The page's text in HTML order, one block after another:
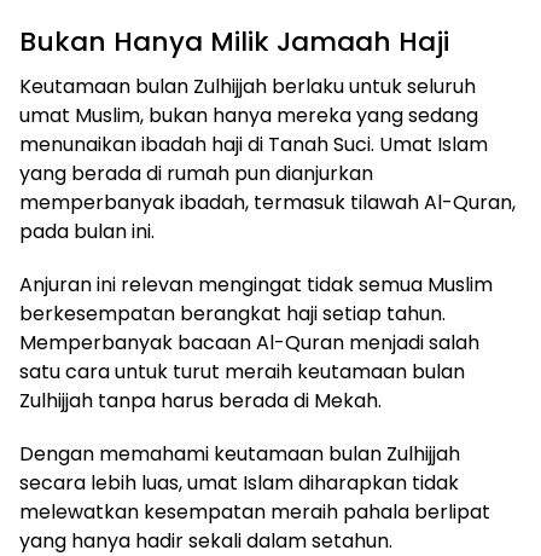
Bukan Hanya Milik Jamaah Haji
Keutamaan bulan Zulhijjah berlaku untuk seluruh
umat Muslim, bukan hanya mereka yang sedang
menunaikan ibadah haji di Tanah Suci. Umat Islam
yang berada di rumah pun dianjurkan
memperbanyak ibadah, termasuk tilawah Al-Quran,
pada bulan ini.
Anjuran ini relevan mengingat tidak semua Muslim
berkesempatan berangkat haji setiap tahun.
Memperbanyak bacaan Al-Quran menjadi salah
satu cara untuk turut meraih keutamaan bulan
Zulhijjah tanpa harus berada di Mekah.
Dengan memahami keutamaan bulan Zulhijjah
secara lebih luas, umat Islam diharapkan tidak
melewatkan kesempatan meraih pahala berlipat
yang hanya hadir sekali dalam setahun.